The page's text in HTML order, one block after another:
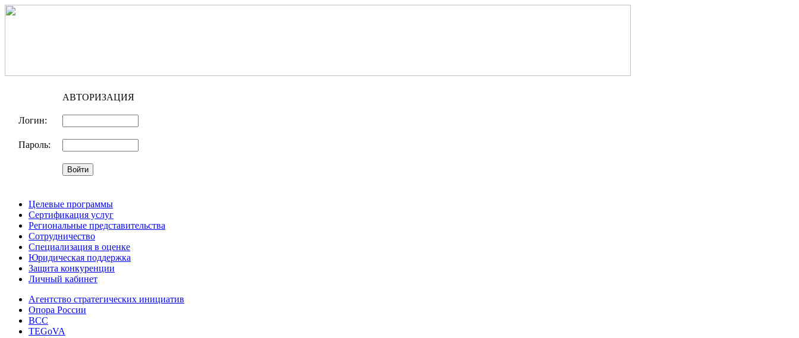
АВТОРИЗАЦИЯ
Логин:
Пароль:
Целевые программы
Сертификация услуг
Региональные представительства
Сотрудничество
Специализация в оценке
Юридическая поддержка
Защита конкуренции
Личный кабинет
Агентство стратегических инициатив
Опора России
ВСС
TEGoVA